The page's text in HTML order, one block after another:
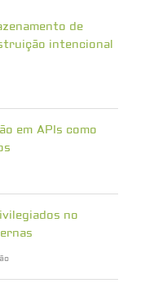
de
intencional
em APIs como
no